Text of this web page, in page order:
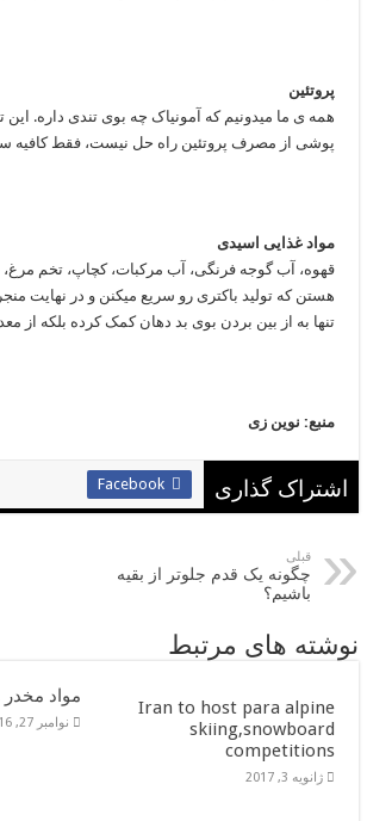
پروتئین
همه ی ما میدونیم که آمونیاک چه بوی تندی داره.
پوشی از مصرف پروتئین راه حل نیست، فقط کافیه
مواد غذایی اسیدی
قهوه، آب گوجه فرنگی، آب مرکبات، کچاپ، تخم
هستن که تولید باکتری رو سریع میکنن و در نهایت
تنها به از بین بردن بوی بد دهان کمک کرده بلکه از
منبع: نوین زی
اشتراک گذاری Facebook
قبلی
چگونه یک قدم جلوتر از بقیه
باشیم؟
نوشته های مرتبط
Iran to host para alpine
skiing,snowboard
competitions
ژانویه 3, 2017
مواد مخدر
نوامبر 27, 2016